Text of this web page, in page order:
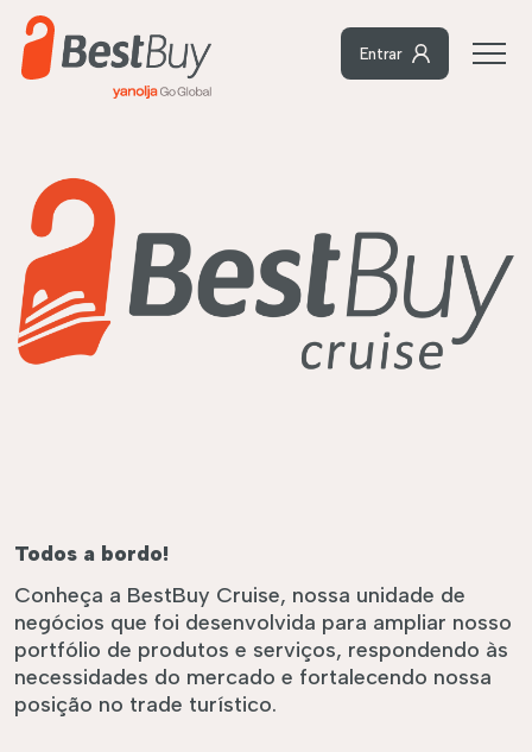
Entrar
Todos a bordo!
Conheça a BestBuy Cruise, nossa unidade de
negócios que foi desenvolvida para ampliar nosso
portfólio de produtos e serviços, respondendo às
necessidades do mercado e fortalecendo nossa
posição no trade turístico.